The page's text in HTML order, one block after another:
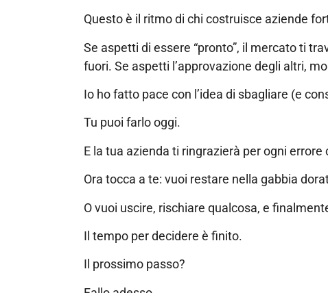
Questo è il ritmo di chi costruisce aziende
Se aspetti di essere “pronto”, il mercato ti
fuori. Se aspetti l’approvazione degli altri,
Io ho fatto pace con l’idea di sbagliare (e
Tu puoi farlo oggi.
E la tua azienda ti ringrazierà per ogni
Ora tocca a te: vuoi restare nella gabbia
O vuoi uscire, rischiare qualcosa, e
Il tempo per decidere è finito.
Il prossimo passo?